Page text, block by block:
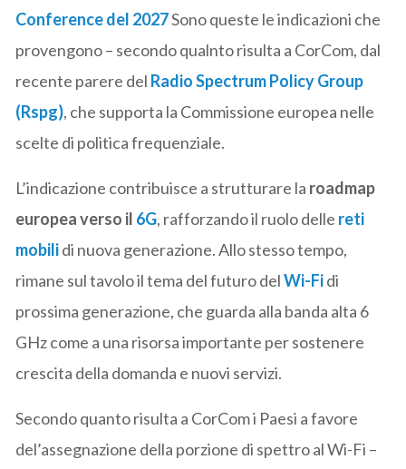
Conference del 2027Sono queste le indicazioni che
provengono – secondo qualnto risulta a CorCom, dal
recente parere del Radio Spectrum Policy Group
(Rspg), che supporta la Commissione europea nelle
scelte di politica frequenziale.
L’indicazione contribuisce a strutturare la roadmap
europea verso il 6G, rafforzando il ruolo delle reti
mobilidi nuova generazione. Allo stesso tempo,
rimane sul tavolo il tema del futuro delWi-Fidi
prossima generazione, che guarda alla banda alta 6
GHz come a una risorsa importante per sostenere
crescita della domanda e nuovi servizi.
Secondo quanto risulta a CorCom i Paesi a favore
del’assegnazione della porzione di spettro al Wi-Fi –